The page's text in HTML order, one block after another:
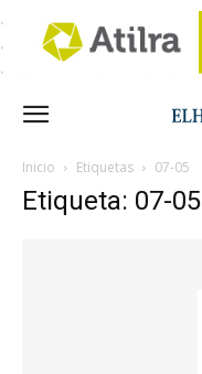
Inicio Etiquetas 07-05
Etiqueta: 07-05